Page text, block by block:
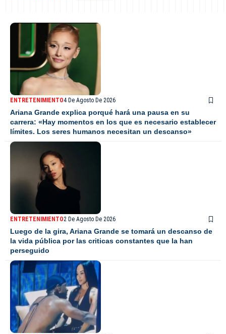
ENTRETENIMIENTO4 De Agosto De 2026
Ariana Grande explica porqué hará una pausa en su
carrera: «Hay momentos en los que es necesario establecer
límites. Los seres humanos necesitan un descanso»
ENTRETENIMIENTO2 De Agosto De 2026
Luego de la gira, Ariana Grande se tomará un descanso de
la vida pública por las criticas constantes que la han
perseguido